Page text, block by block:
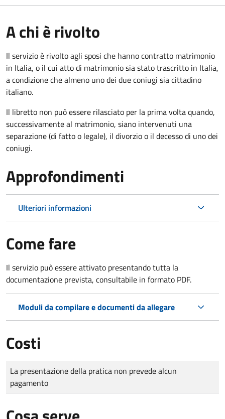
A chi è rivolto
Il servizio è rivolto agli sposi che hanno contratto matrimonio
in Italia, o il cui atto di matrimonio sia stato trascritto in Italia,
a condizione che almeno uno dei due coniugi sia cittadino
italiano.
Il libretto non può essere rilasciato per la prima volta quando,
successivamente al matrimonio, siano intervenuti una
separazione (di fatto o legale), il divorzio o il decesso di uno dei
coniugi.
Approfondimenti
Ulteriori informazioni
Come fare
Il servizio può essere attivato presentando tutta la
documentazione prevista, consultabile in formato PDF.
Moduli da compilare e documenti da allegare
Costi
Tipo di pagamento
Importo
La presentazione della pratica non prevede alcun
pagamento